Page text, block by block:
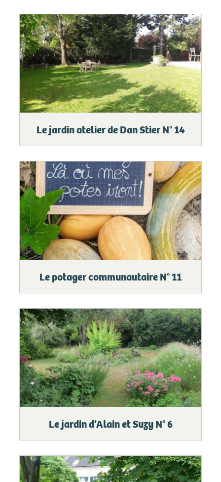
Le jardin atelier de Dan Stier N° 14
Le potager communautaire N° 11
Le jardin d’Alain et Suzy N° 6